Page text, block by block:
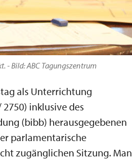
- Bild: ABC Tagungszentrum
als Unterrichtung
inklusive des
(bibb) herausgegebenen
parlamentarische
zugänglichen Sitzung. Man